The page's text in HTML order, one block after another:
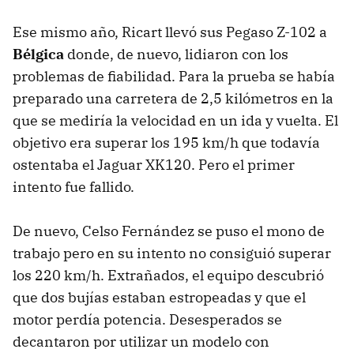
Ese mismo año, Ricart llevó sus Pegaso Z-102 a
Bélgica donde, de nuevo, lidiaron con los
problemas de fiabilidad. Para la prueba se había
preparado una carretera de 2,5 kilómetros en la
que se mediría la velocidad en un ida y vuelta. El
objetivo era superar los 195 km/h que todavía
ostentaba el Jaguar XK120. Pero el primer
intento fue fallido.
De nuevo, Celso Fernández se puso el mono de
trabajo pero en su intento no consiguió superar
los 220 km/h. Extrañados, el equipo descubrió
que dos bujías estaban estropeadas y que el
motor perdía potencia. Desesperados se
decantaron por utilizar un modelo con